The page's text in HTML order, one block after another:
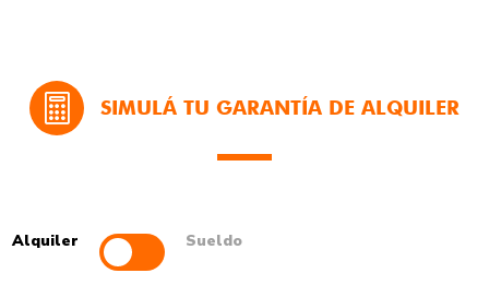
 SIMULÁ TU GARANTÍA DE ALQUILER
Alquiler Sueldo
Costo anual de la garantía:*